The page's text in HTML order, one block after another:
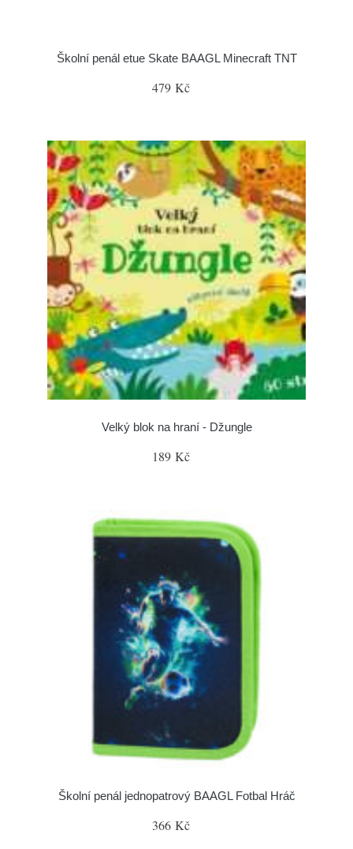
Školní penál etue Skate BAAGL Minecraft TNT
479 Kč
Velký blok na hraní - Džungle
189 Kč
Školní penál jednopatrový BAAGL Fotbal Hráč
366 Kč